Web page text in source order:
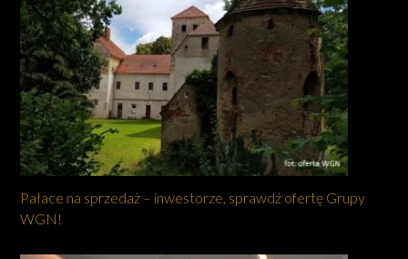
Pałace na sprzedaż – inwestorze, sprawdź ofertę Grupy
WGN!